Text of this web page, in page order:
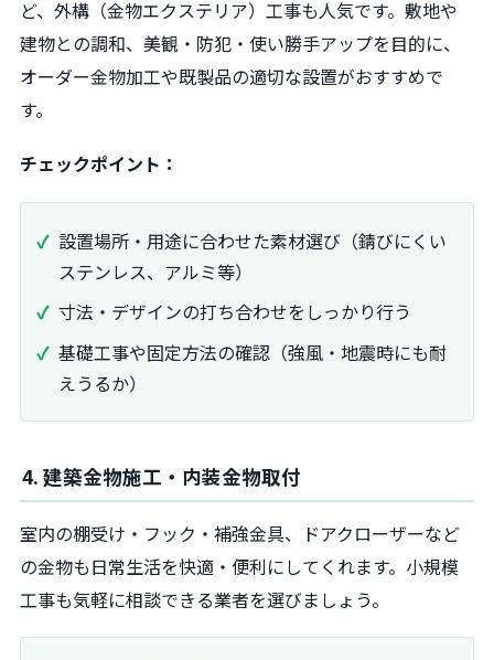
ど、外構（金物エクステリア）工事も人気です。敷地や
建物との調和、美観・防犯・使い勝手アップを目的に、
オーダー金物加工や既製品の適切な設置がおすすめで
す。
チェックポイント：
設置場所・用途に合わせた素材選び（錆びにくい
ステンレス、アルミ等）
寸法・デザインの打ち合わせをしっかり行う
基礎工事や固定方法の確認（強風・地震時にも耐
えうるか）
4. 建築金物施工・内装金物取付
室内の棚受け・フック・補強金具、ドアクローザーなど
の金物も日常生活を快適・便利にしてくれます。小規模
工事も気軽に相談できる業者を選びましょう。